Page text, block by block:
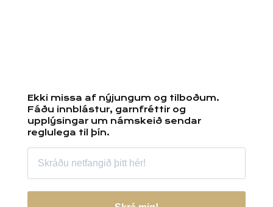
Ekki missa af nýjungum og tilboðum.
Fáðu innblástur, garnfréttir og
upplýsingar um námskeið sendar
reglulega til þín.